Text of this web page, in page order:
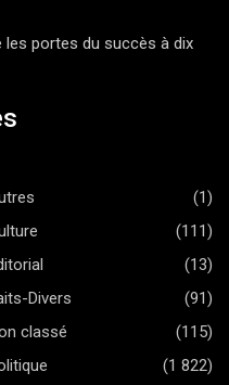
les portes du succès à dix
(1)
(111)
(13)
Divers
(91)
classé
(115)
(1 822)